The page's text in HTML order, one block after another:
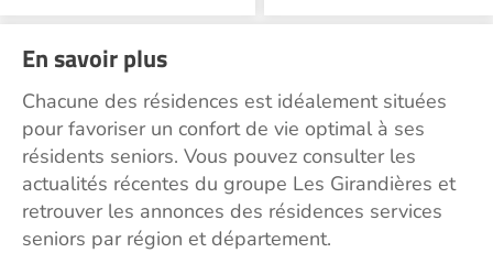
En savoir plus
Chacune des résidences est idéalement situées
pour favoriser un confort de vie optimal à ses
résidents seniors. Vous pouvez consulter les
actualités récentes du groupe Les Girandières et
retrouver les annonces des résidences services
seniors par région et département.